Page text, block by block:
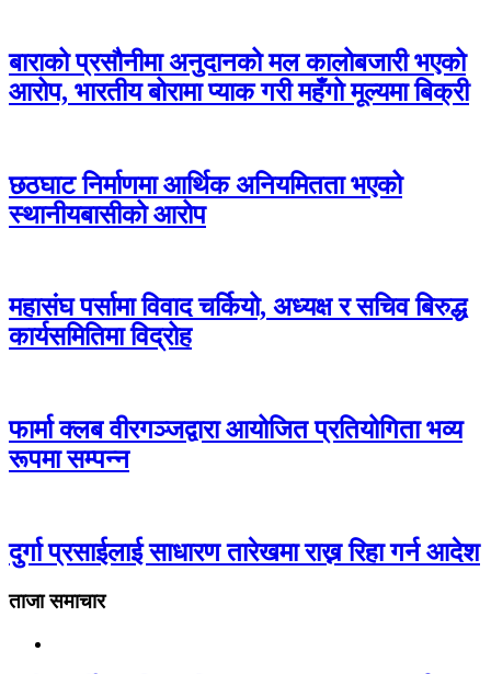
बाराको प्रसौनीमा अनुदानको मल कालोबजारी भएको
आरोप, भारतीय बोरामा प्याक गरी महँगो मूल्यमा बिक्री
छठघाट निर्माणमा आर्थिक अनियमितता भएको
स्थानीयबासीको आरोप
महासंघ पर्सामा विवाद चर्कियो, अध्यक्ष र सचिव बिरुद्ध
कार्यसमितिमा विद्रोह
फार्मा क्लब वीरगञ्जद्वारा आयोजित प्रतियोगिता भव्य
रूपमा सम्पन्न
दुर्गा प्रसाईलाई साधारण तारेखमा राख्न रिहा गर्न आदेश
ताजा समाचार